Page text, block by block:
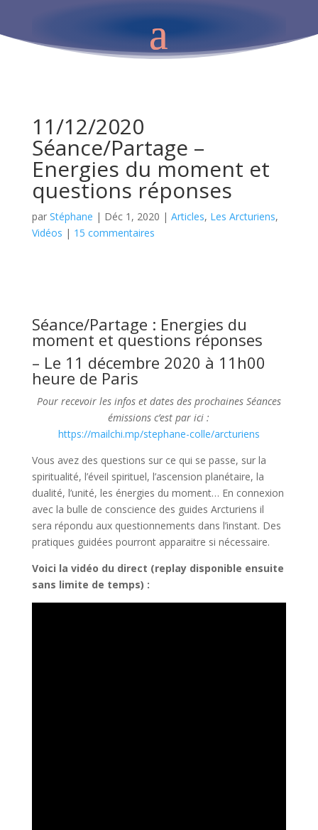
11/12/2020
Séance/Partage –
Energies du moment et
questions réponses
par Stéphane | Déc 1, 2020 | Articles, Les Arcturiens,
Vidéos | 15 commentaires
Séance/Partage : Energies du
moment et questions réponses
– Le 11 décembre 2020 à 11h00
heure de Paris
Pour recevoir les infos et dates des prochaines Séances
émissions c’est par ici :
https://mailchi.mp/stephane-colle/arcturiens
Vous avez des questions sur ce qui se passe, sur la
spiritualité, l’éveil spirituel, l’ascension planétaire, la
dualité, l’unité, les énergies du moment… En connexion
avec la bulle de conscience des guides Arcturiens il
sera répondu aux questionnements dans l’instant. Des
pratiques guidées pourront apparaitre si nécessaire.
Voici la vidéo du direct (replay disponible ensuite
sans limite de temps) :